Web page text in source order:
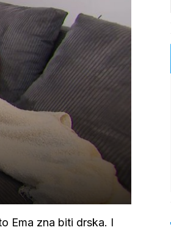
Ema zna biti drska. I